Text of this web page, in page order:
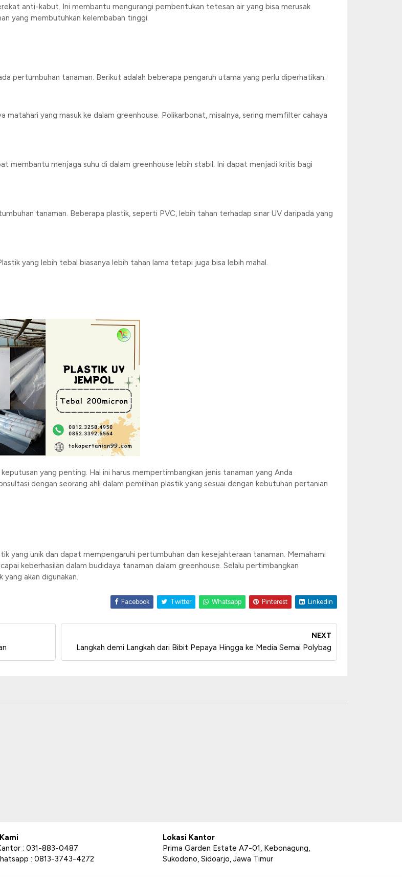
anti-kabut. Ini membantu mengurangi pembentukan tetesan air yang bisa merusak
yang membutuhkan kelembaban tinggi.
pertumbuhan tanaman. Berikut adalah beberapa pengaruh utama yang perlu diperhatikan:
matahari yang masuk ke dalam greenhouse. Polikarbonat, misalnya, sering memfilter cahaya
membantu menjaga suhu di dalam greenhouse lebih stabil. Ini dapat menjadi kritis bagi
tanaman. Beberapa plastik, seperti PVC, lebih tahan terhadap sinar UV daripada yang
yang lebih tebal biasanya lebih tahan lama tetapi juga bisa lebih mahal.
yang penting. Hal ini harus mempertimbangkan jenis tanaman yang Anda
dengan seorang ahli dalam pemilihan plastik yang sesuai dengan kebutuhan pertanian
yang unik dan dapat mempengaruhi pertumbuhan dan kesejahteraan tanaman. Memahami
keberhasilan dalam budidaya tanaman dalam greenhouse. Selalu pertimbangkan
akan digunakan.
Facebook Twitter Whatsapp Pinterest Linkedin
NEXT
Langkah demi Langkah dari Bibit Pepaya Hingga ke Media Semai Polybag
: 031-883-0487
: 0813-3743-4272
Lokasi Kantor
Prima Garden Estate A7-01, Kebonagung,
Sukodono, Sidoarjo, Jawa Timur